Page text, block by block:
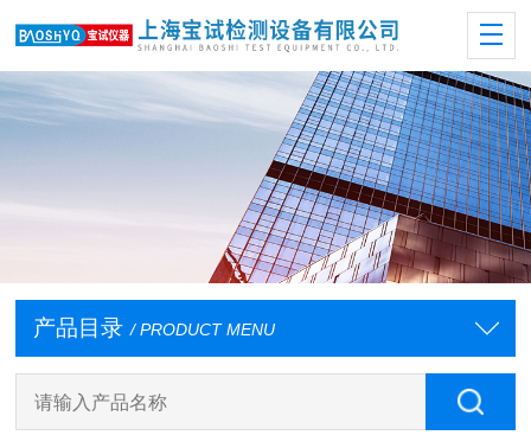
产品目录 / PRODUCT MENU